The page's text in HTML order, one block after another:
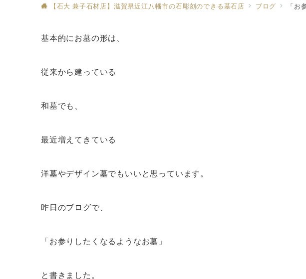
【石大 兼子石材店】滋賀県近江八幡市の石彫刻のできる墓石店 ブログ 「お
基本的にお墓の形は、
従来から建っている
和墓でも、
最近増えてきている
洋墓やデザイン墓でもいいと思っています。
昨日のブログで、
「お参りしたくなるようなお墓」
と書きました。